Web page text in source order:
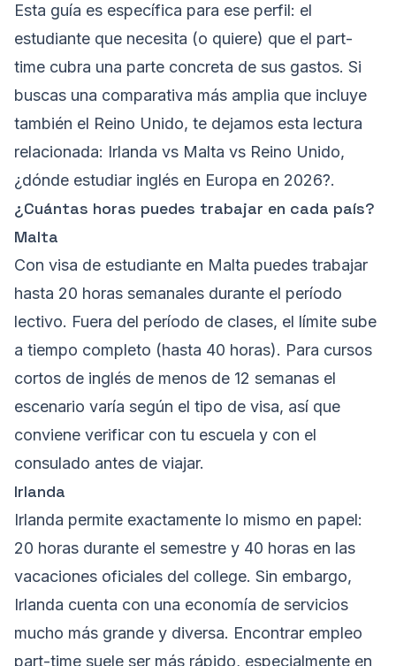
Esta guía es específica para ese perfil: el
estudiante que necesita (o quiere) que el part-
time cubra una parte concreta de sus gastos. Si
buscas una comparativa más amplia que incluye
también el Reino Unido, te dejamos esta lectura
relacionada: Irlanda vs Malta vs Reino Unido,
¿dónde estudiar inglés en Europa en 2026?.
¿Cuántas horas puedes trabajar en cada país?
Malta
Con visa de estudiante en Malta puedes trabajar
hasta 20 horas semanales durante el período
lectivo. Fuera del período de clases, el límite sube
a tiempo completo (hasta 40 horas). Para cursos
cortos de inglés de menos de 12 semanas el
escenario varía según el tipo de visa, así que
conviene verificar con tu escuela y con el
consulado antes de viajar.
Irlanda
Irlanda permite exactamente lo mismo en papel:
20 horas durante el semestre y 40 horas en las
vacaciones oficiales del college. Sin embargo,
Irlanda cuenta con una economía de servicios
mucho más grande y diversa. Encontrar empleo
part-time suele ser más rápido, especialmente en